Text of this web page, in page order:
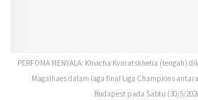
PERFOMA MENYALA: Khvicha Kvaratskhelia (tengah)
Magalhaes dalam laga final Liga Champions antara
Budapest pada Sabtu (30/5/